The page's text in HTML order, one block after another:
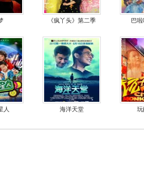
《疯丫头》第二季 巴
人 海洋天堂